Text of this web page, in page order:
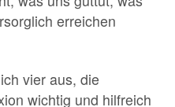
erreichen
vier aus, die
wichtig und hilfreich